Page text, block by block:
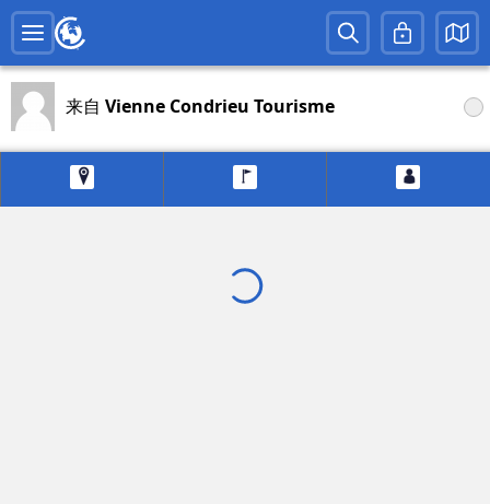
来自 Vienne Condrieu Tourisme